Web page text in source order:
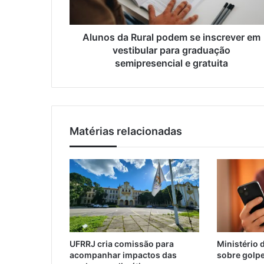
o
a
R
p
m
s
e
i
n
s
c
r
e
v
e
Alunos da Rural podem se inscrever em
vestibular para graduação
semipresencial e gratuita
Matérias relacionadas
UFRRJ cria comissão para
acompanhar impactos das
Ministério
sobre